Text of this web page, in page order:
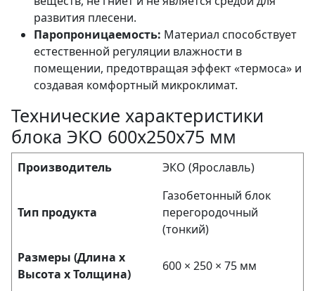
развития плесени.
Паропроницаемость: Материал способствует
естественной регуляции влажности в
помещении, предотвращая эффект «термоса» и
создавая комфортный микроклимат.
Технические характеристики
блока ЭКО 600х250х75 мм
Производитель ЭКО (Ярославль)
Тип продукта
Газобетонный блок
перегородочный
(тонкий)
Размеры (Длина х
Высота х Толщина)
600 × 250 × 75 мм